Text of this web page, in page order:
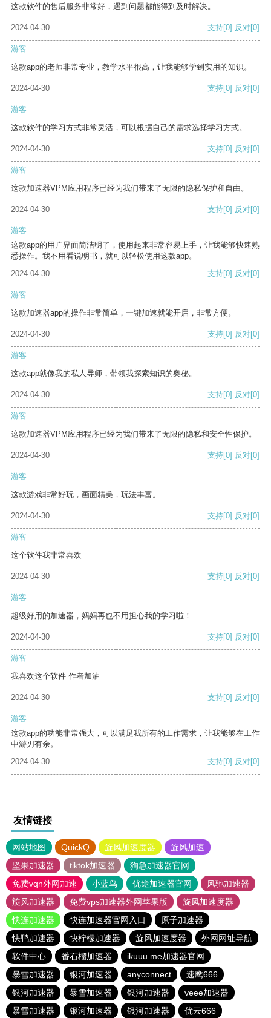
这款软件的售后服务非常好，遇到问题都能得到及时解决。
2024-04-30 支持[0] 反对[0]
游客
这款app的老师非常专业，教学水平很高，让我能够学到实用的知识。
2024-04-30 支持[0] 反对[0]
游客
这款软件的学习方式非常灵活，可以根据自己的需求选择学习方式。
2024-04-30 支持[0] 反对[0]
游客
这款加速器VPM应用程序已经为我们带来了无限的隐私保护和自由。
2024-04-30 支持[0] 反对[0]
游客
这款app的用户界面简洁明了，使用起来非常容易上手，让我能够快速熟
悉操作。我不用看说明书，就可以轻松使用这款app。
2024-04-30
支持[0] 反对[0]
游客
这款加速器app的操作非常简单，一键加速就能开启，非常方便。
2024-04-30 支持[0] 反对[0]
游客
这款app就像我的私人导师，带领我探索知识的奥秘。
2024-04-30 支持[0] 反对[0]
游客
这款加速器VPM应用程序已经为我们带来了无限的隐私和安全性保护。
2024-04-30 支持[0] 反对[0]
游客
这款游戏非常好玩，画面精美，玩法丰富。
2024-04-30 支持[0] 反对[0]
游客
这个软件我非常喜欢
2024-04-30 支持[0] 反对[0]
游客
超级好用的加速器，妈妈再也不用担心我的学习啦！
2024-04-30 支持[0] 反对[0]
游客
我喜欢这个软件 作者加油
2024-04-30 支持[0] 反对[0]
游客
这款app的功能非常强大，可以满足我所有的工作需求，让我能够在工作
中游刃有余。
2024-04-30
支持[0] 反对[0]
友情链接
网站地图 QuickQ 旋风加速度器
旋风加速
坚果加速器
tiktok加速器
狗急加速器官网
免费vqn外网加速
小蓝鸟 优途加速器官网
风驰加速器
旋风加速器
免费vps加速器外网苹果版
旋风加速度器
快连加速器
快连加速器官网入口
原子加速器
快鸭加速器
快柠檬加速器 旋风加速度器
外网网址导航
软件中心
番石榴加速器
ikuuu.me加速器官网
暴雪加速器
银河加速器 anyconnect
速鹰666
银河加速器
暴雪加速器 银河加速器
veee加速器
暴雪加速器
银河加速器 银河加速器 优云666